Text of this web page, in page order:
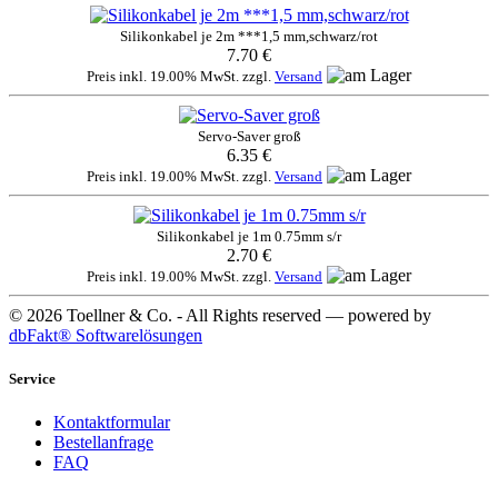
Silikonkabel je 2m ***1,5 mm,schwarz/rot
7.70 €
Preis inkl. 19.00% MwSt. zzgl. Versand
Servo-Saver groß
6.35 €
Preis inkl. 19.00% MwSt. zzgl. Versand
Silikonkabel je 1m 0.75mm s/r
2.70 €
Preis inkl. 19.00% MwSt. zzgl. Versand
© 2026 Toellner & Co. - All Rights reserved — powered by
dbFakt® Softwarelösungen
Service
Kontaktformular
Bestellanfrage
FAQ